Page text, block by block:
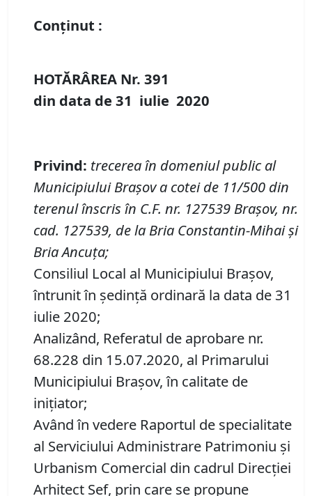
Conținut :
HOTĂRÂREA Nr. 391
din data de 31 iulie 2020
Privind: trecerea în domeniul public al
Municipiului Braşov a cotei de 11/500 din
terenul înscris în C.F. nr. 127539 Brașov, nr.
cad. 127539, de la Bria Constantin-Mihai și
Bria Ancuța;
Consiliul Local al Municipiului Brașov,
întrunit în ședință ordinară la data de 31
iulie 2020;
Analizând, Referatul de aprobare nr.
68.228 din 15.07.2020, al Primarului
Municipiului Brașov, în calitate de
inițiator;
Având în vedere Raportul de specialitate
al Serviciului Administrare Patrimoniu şi
Urbanism Comercial din cadrul Direcției
Arhitect Șef, prin care se propune